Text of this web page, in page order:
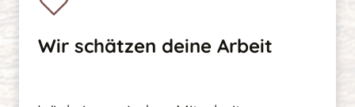
Wir schätzen deine Arbeit